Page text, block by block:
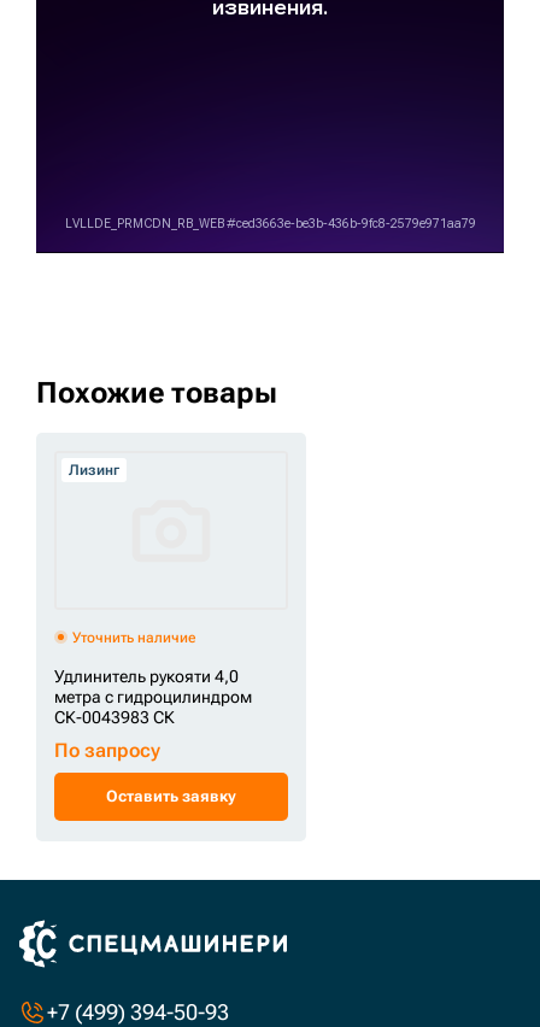
Похожие товары
Лизинг
Уточнить наличие
Удлинитель рукояти 4,0
метра с гидроцилиндром
СК-0043983 СК
По запросу
Оставить заявку
+7 (499) 394-50-93